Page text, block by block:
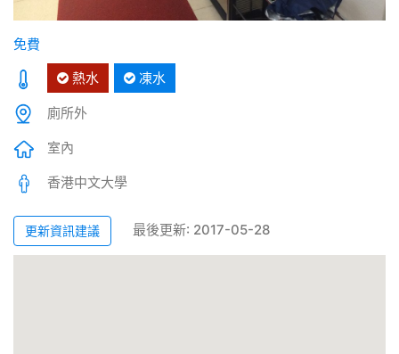
免費
熱水
凍水
廁所外
室內
香港中文大學
更新資訊建議 最後更新: 2017-05-28